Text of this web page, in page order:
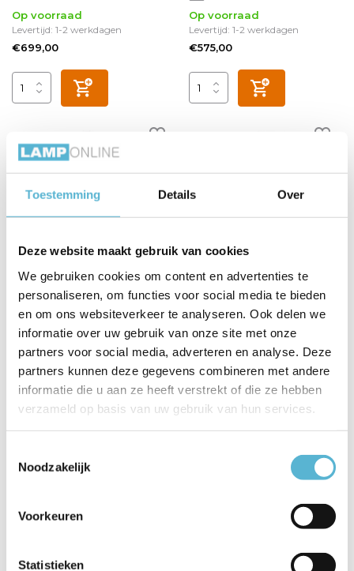
Toestemming Details Over
Deze website maakt gebruik van cookies
We gebruiken cookies om content en advertenties te
personaliseren, om functies voor social media te bieden
en om ons websiteverkeer te analyseren. Ook delen we
informatie over uw gebruik van onze site met onze
partners voor social media, adverteren en analyse. Deze
partners kunnen deze gegevens combineren met andere
informatie die u aan ze heeft verstrekt of die ze hebben
verzameld op basis van uw gebruik van hun services.
Noodzakelijk
Voorkeuren
Statistieken
Op voorraad
Levertijd: 1-2 werkdagen
€699,00
Op voorraad
Levertijd: 1-2 werkdagen
€575,00
Hanglamp Marrone 3 lichts
Ø 30 cm brons
Vergelijk
Niet op voorraad
Levertijd: Mail of bel ons.
Bekijken
lichts Ø 30 cm amber-
zwart
Vergelijk
Op voorraad
Op werkdagen voor 17.00 uur
besteld, morgen in huis